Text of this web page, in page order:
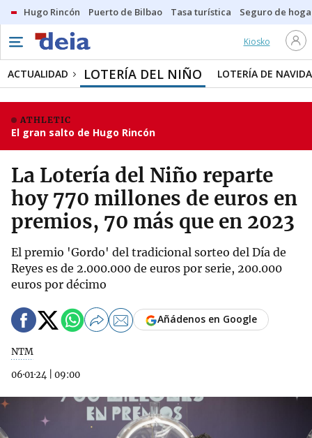
Hugo Rincón Puerto de Bilbao Tasa turística Seguro de
Kiosko
ACTUALIDAD LOTERÍA DEL NIÑO LOTERÍA DE
ATHLETIC
El gran salto de Hugo Rincón
La Lotería del Niño reparte
hoy 770 millones de euros en
premios, 70 más que en 2023
El premio 'Gordo' del tradicional sorteo del Día de
Reyes es de 2.000.000 de euros por serie, 200.000
euros por décimo
NTM
06·01·24
09:00
Añádenos en Google